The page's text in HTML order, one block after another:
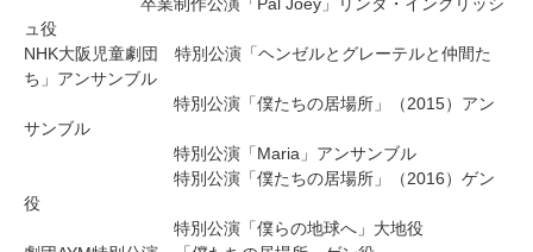
卒業制作公演「Pal Joey」リンダ・イングリッシ
ュ役
NHK大阪児童劇団 特別公演「ヘンゼルとグレーテルと仲間た
ち」アンサンブル
特別公演「僕たちの居場所」（2015）アン
サンブル
特別公演「Maria」アンサンブル
特別公演「僕たちの居場所」（2016）ゲン
役
特別公演「僕らの地球へ」大地役